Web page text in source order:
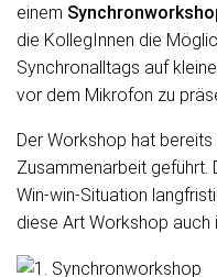
einem
die KollegInnen die
Synchronalltags auf
vor dem Mikrofon zu
Der Workshop hat
Zusammenarbeit geführt.
Win-win-Situation
diese Art Workshop auch